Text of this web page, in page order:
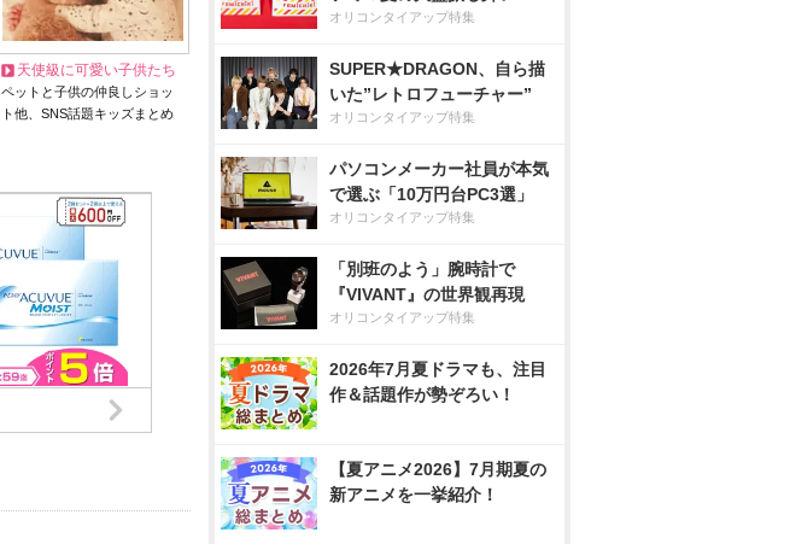
天使級に可愛い子供たち
ペットと子供の仲良しショッ
ト他、SNS話題キッズまとめ
オリコンタイアップ特集
SUPER★DRAGON、自ら描
いた”レトロフューチャー”
オリコンタイアップ特集
パソコンメーカー社員が本気
で選ぶ「10万円台PC3選」
オリコンタイアップ特集
「別班のよう」腕時計で
『VIVANT』の世界観再現
オリコンタイアップ特集
2026年7月夏ドラマも、注目
作＆話題作が勢ぞろい！
【夏アニメ2026】7月期夏の
新アニメを一挙紹介！